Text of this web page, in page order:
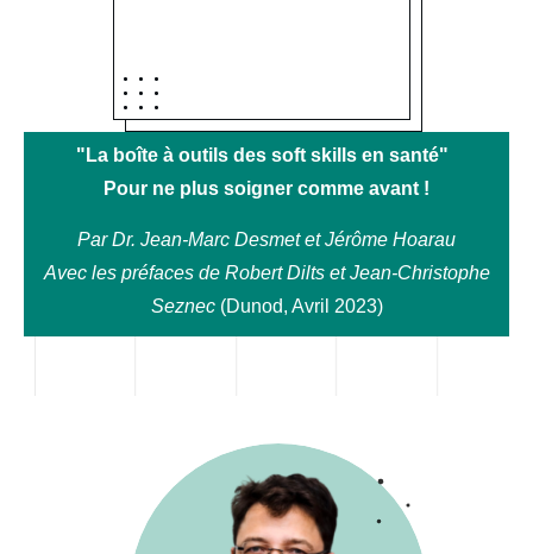
"La boîte à outils des soft skills en santé"
Pour ne plus soigner comme avant !
Par Dr. Jean-Marc Desmet et Jérôme Hoarau
Avec les préfaces de Robert Dilts et Jean-Christophe
Seznec(Dunod, Avril 2023)